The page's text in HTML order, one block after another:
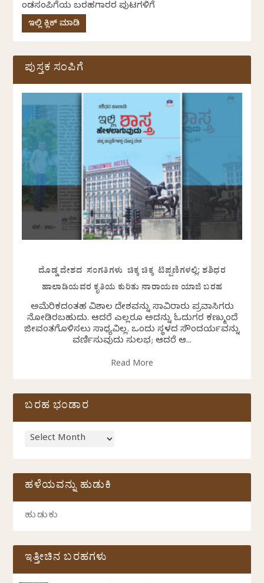
ಕೆಂಡಸಂಪಿಗೆಯ ಬರಹಗಾರರ ಪುಟಗಳಿಗೆ
ಇಲ್ಲಿ ಕ್ಲಿಕ್ ಮಾಡಿ
ಪುಸ್ತಕ ಸಂಪಿಗೆ
ದೊಡ್ಡ ದೇಶದ ಸಂಗತಿಗಳು ಚಿಕ್ಕ ಚಿಕ್ಕ ಟಿಪ್ಪಣಿಗಳಲ್ಲಿ: ಶಶಿಧರ
ಹಾಲಾಡಿಯವರ ಕೃತಿಯ ಕುರಿತು ನಾರಾಯಣ ಯಾಜಿ ಬರಹ
ಅಮೆರಿಕದಂತಹ ವಿಶಾಲ ದೇಶವನ್ನು ಸಾವಿರಾರು ಪ್ರವಾಸಿಗರು
ನೋಡಿರಬಹುದು. ಆದರೆ ಎಲ್ಲರೂ ಅದನ್ನು ಓದುಗರ ಕಣ್ಮುಂದೆ
ಜೀವಂತಗೊಳಿಸಲು ಸಾಧ್ಯವಿಲ್ಲ. ಒಂದು ಸ್ಥಳದ ಸೌಂದರ್ಯವನ್ನು
ವರ್ಣಿಸುವುದು ಸುಲಭ; ಆದರೆ ಆ...
Read More
ಬರಹ ಭಂಡಾರ
ಹಳೆಯವನ್ನು ಹುಡುಕಿ
ಇತ್ತೀಚಿನ ಬರಹಗಳು